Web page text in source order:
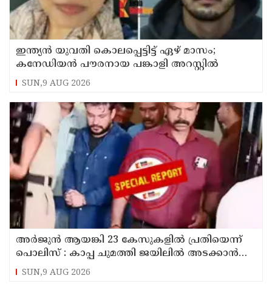
ഇന്ത്യന്‍ യുവതി കൊലപ്പെട്ടിട്ട് ഏഴ് മാസം;
കനേഡിയന്‍ പൗരനായ പങ്കാളി അറസ്റ്റില്‍
SUN,9 AUG 2026
അര്‍ജുന്‍ ആയങ്കി 23 കേസുകളില്‍ പ്രതിയെന്ന്
പൊലിസ് : കാപ്പ ചുമത്തി ജയിലില്‍ അടക്കാന്‍
നീക്കം
SUN,9 AUG 2026